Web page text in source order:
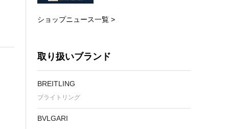
ショップニュース一覧 >
取り扱いブランド
BREITLING
ブライトリング
BVLGARI